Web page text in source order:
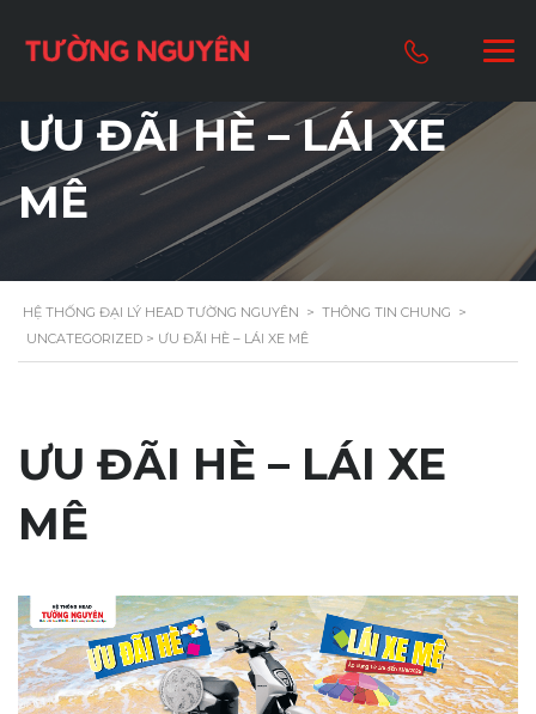
ƯU ĐÃI HÈ – LÁI XE
MÊ
HỆ THỐNG ĐẠI LÝ HEAD TƯỜNG NGUYÊN > THÔNG TIN CHUNG >
UNCATEGORIZED > ƯU ĐÃI HÈ – LÁI XE MÊ
ƯU ĐÃI HÈ – LÁI XE
MÊ